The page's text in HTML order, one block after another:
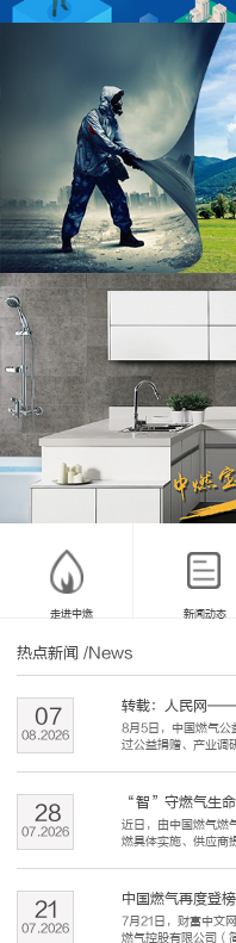
走进中燃 新闻动态
热点新闻 /News
转载：人民网——
8月5日，中国燃气公
过公益捐赠、产业调
08.2026
07
“智”守燃气生命
近日，由中国燃气燃
燃具体实施、供应商
07.2026
28
中国燃气再度登
7月21日，财富中文
燃气控股有限公司
07.2026
21